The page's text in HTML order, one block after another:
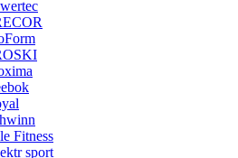
Fitness
sport